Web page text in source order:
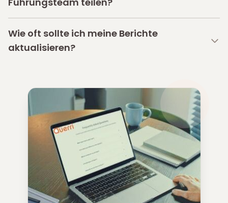
Wie oft sollte ich meine Berichte
aktualisieren?